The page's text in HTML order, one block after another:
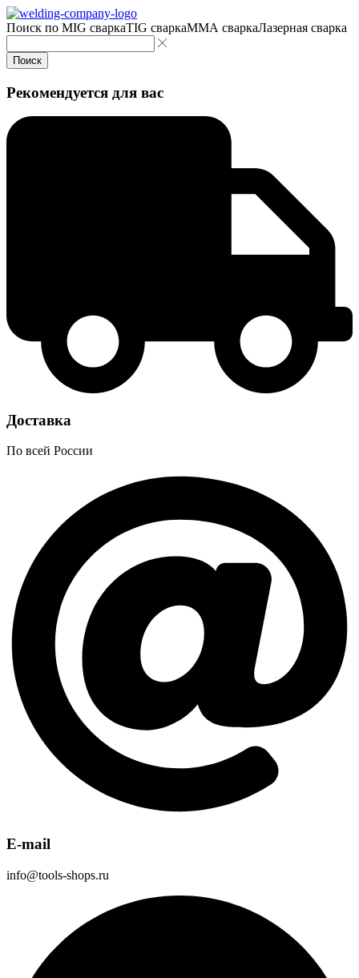
Поиск по MIG сваркаTIG сваркаMMA сваркаЛазерная сварка
Поиск
Рекомендуется для вас
Доставка
По всей России
E-mail
info@tools-shops.ru